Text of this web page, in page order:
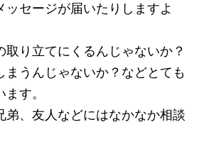
ッセージが届いたりしますよ
取り立てにくるんじゃないか？
まうんじゃないか？などとても
す。
弟、友人などにはなかなか相談